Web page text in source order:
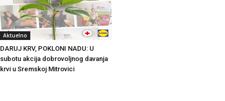
Aktuelno
DARUJ KRV, POKLONI NADU: U
subotu akcija dobrovoljnog davanja
krvi u Sremskoj Mitrovici